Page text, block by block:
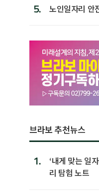
5.
노인일자리 안
브라보 추천뉴스
1.
‘내게 맞는 일
리 탐험 노트